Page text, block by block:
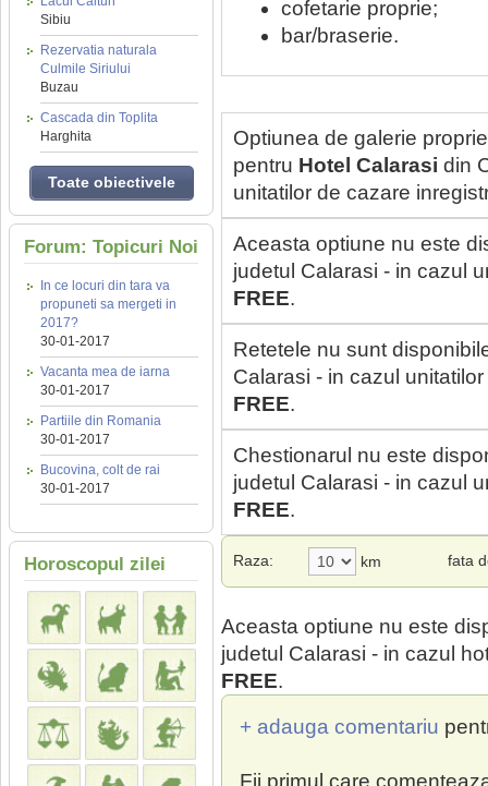
Sibiu
Rezervatia naturala
Culmile Siriului
Buzau
Cascada din Toplita
Harghita
Toate obiectivele
Forum: Topicuri Noi
In ce locuri din tara va
propuneti sa mergeti in
2017?
30-01-2017
Vacanta mea de iarna
30-01-2017
Partiile din Romania
30-01-2017
Bucovina, colt de rai
30-01-2017
Horoscopul zilei
cofetarie proprie;
bar/braserie.
Optiunea de galerie
pentru Hotel Calarasi din
unitatilor de cazare
Aceasta optiune nu este
judetul Calarasi - in cazul
FREE.
Retetele nu sunt
Calarasi - in cazul
FREE.
Chestionarul nu este
judetul Calarasi - in cazul
FREE.
Raza: km fata
Aceasta optiune nu este
judetul Calarasi - in cazul
FREE.
+ adauga comentariu
Fii primul care